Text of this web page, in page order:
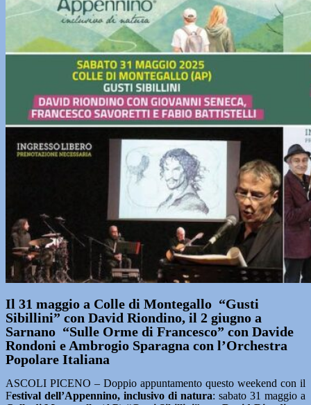
Il 31 maggio a Colle di Montegallo “Gusti
Sibillini” con David Riondino, il 2 giugno a
Sarnano “Sulle Orme di Francesco” con Davide
Rondoni e Ambrogio Sparagna con l’Orchestra
Popolare Italiana
ASCOLI PICENO – Doppio appuntamento questo weekend con il
Festival dell’Appennino, inclusivo di natura: sabato 31 maggio a